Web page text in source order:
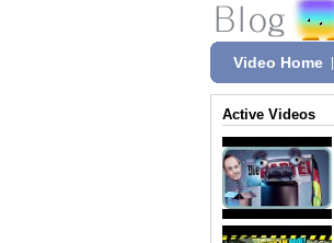
Video Home
Active Videos